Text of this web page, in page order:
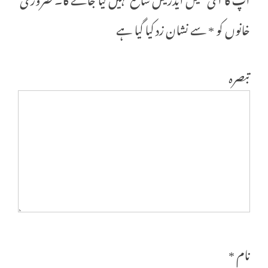
خانوں کو*سے نشان زد کیا گیا ہے
تبصرہ
نام*